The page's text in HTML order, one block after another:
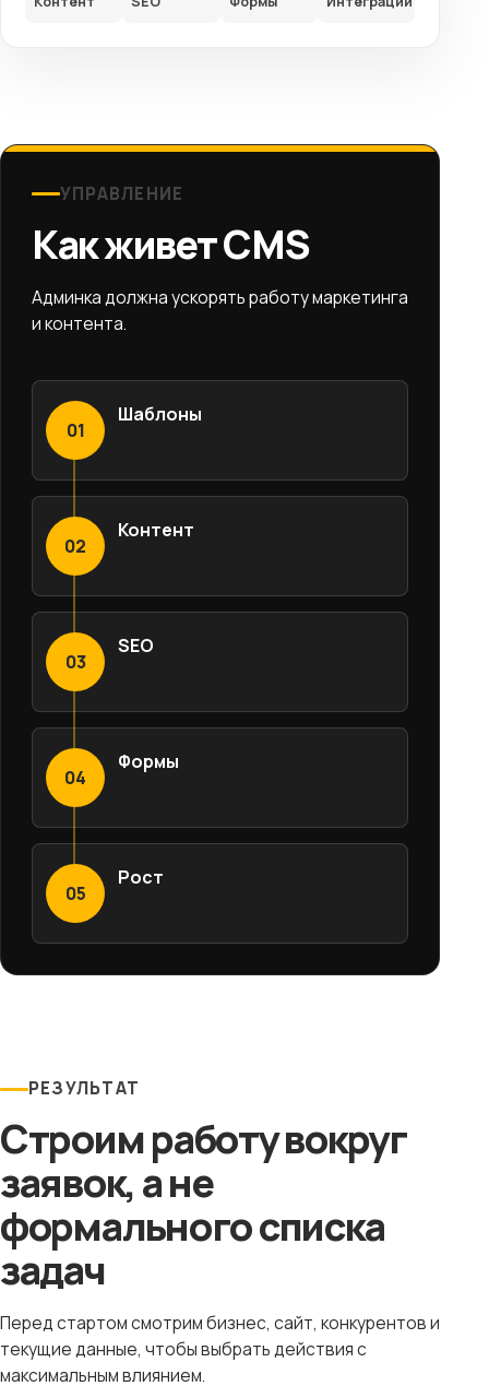
УПРАВЛЕНИЕ
Как живет CMS
Админка должна ускорять работу маркетинга
и контента.
01
Шаблоны
02
Контент
03
SEO
04
Формы
05
Рост
РЕЗУЛЬТАТ
Строим работу вокруг
заявок, а не
формального списка
задач
Перед стартом смотрим бизнес, сайт, конкурентов и
текущие данные, чтобы выбрать действия с
максимальным влиянием.